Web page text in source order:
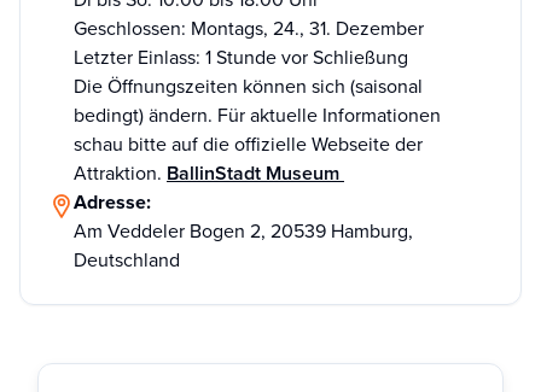
Geschlossen: Montags, 24., 31. Dezember
Letzter Einlass: 1 Stunde vor Schließung
Die Öffnungszeiten können sich (saisonal
bedingt) ändern. Für aktuelle Informationen
schau bitte auf die offizielle Webseite der
Attraktion. BallinStadt Museum
Adresse:
Am Veddeler Bogen 2, 20539 Hamburg,
Deutschland